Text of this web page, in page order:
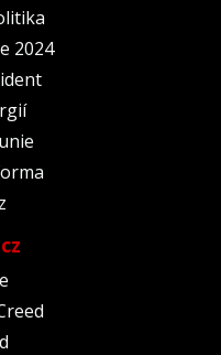
2024